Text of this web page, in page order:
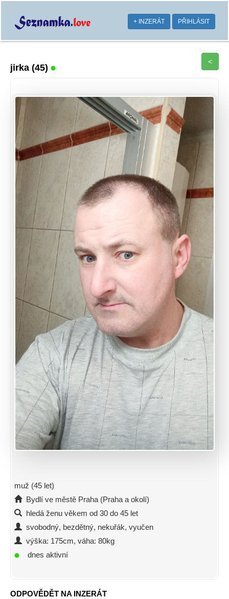
+ INZERÁT PŘIHLÁSIT
jirka (45)
<
muž (45 let)
Bydlí ve městě Praha (Praha a okolí)
hledá ženu věkem od 30 do 45 let
svobodný, bezdětný, nekuřák, vyučen
výška: 175cm, váha: 80kg
dnes aktivní
ODPOVĚDĚT NA INZERÁT